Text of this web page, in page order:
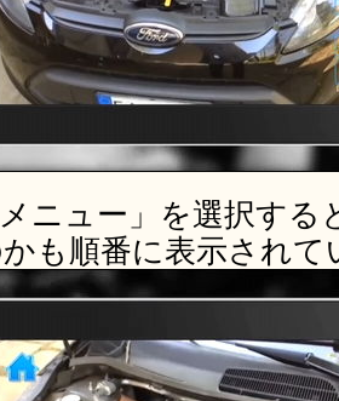
ニュー」を選択する
も順番に表示されて